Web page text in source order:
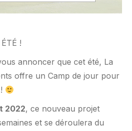
!
annoncer que cet été, La
offre un Camp de jour pour
2022, ce nouveau projet
et se déroulera du